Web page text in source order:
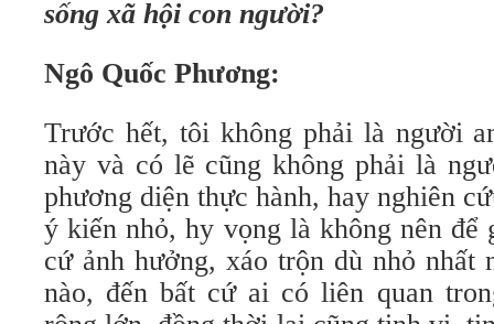
sống xã hội con người?
Ngô Quốc Phương:
Trước hết, tôi không phải là người
này và có lẽ cũng không phải là
phương diện thực hành, hay nghiên
ý kiến nhỏ, hy vọng là không nên để
cứ ảnh hưởng, xáo trộn dù nhỏ nhất
nào, đến bất cứ ai có liên quan